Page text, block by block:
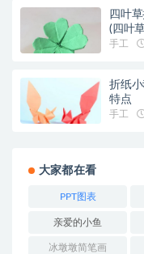
四叶
(四叶
手工
折纸
特点
手工
大家都在看
PPT图表
亲爱的小鱼
冰墩墩简笔画